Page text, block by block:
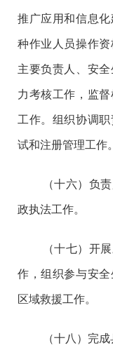
推广应用和信息
种作业人员操作
主要负责人、安
力考核工作，监
工作。组织协调
试和注册管理工作。
（十六）负
政执法工作。
（十七）开
作，组织参与安
区域救援工作。
（十八）完